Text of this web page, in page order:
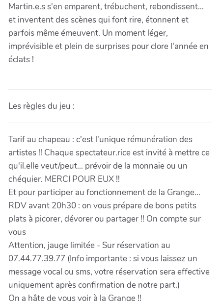
Martin.e.s s'en emparent, trébuchent, rebondissent...
et inventent des scènes qui font rire, étonnent et
parfois même émeuvent. Un moment léger,
imprévisible et plein de surprises pour clore l'année en
éclats !
Les règles du jeu :
Tarif au chapeau : c'est l'unique rémunération des
artistes !! Chaque spectateur.rice est invité à mettre ce
qu'il.elle veut/peut... prévoir de la monnaie ou un
chéquier. MERCI POUR EUX !!
Et pour participer au fonctionnement de la Grange...
RDV avant 20h30 : on vous prépare de bons petits
plats à picorer, dévorer ou partager !! On compte sur
vous
Attention, jauge limitée - Sur réservation au
07.44.77.39.77 (Info importante : si vous laissez un
message vocal ou sms, votre réservation sera effective
uniquement après confirmation de notre part.)
On a hâte de vous voir à la Grange !!